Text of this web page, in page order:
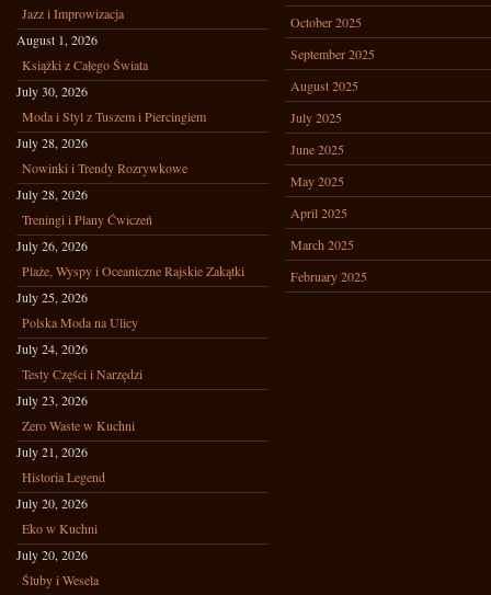
Jazz i Improwizacja
August 1, 2026
Książki z Całego Świata
July 30, 2026
Moda i Styl z Tuszem i Piercingiem
July 28, 2026
Nowinki i Trendy Rozrywkowe
July 28, 2026
Treningi i Plany Ćwiczeń
July 26, 2026
Plaże, Wyspy i Oceaniczne Rajskie Zakątki
July 25, 2026
Polska Moda na Ulicy
July 24, 2026
Testy Części i Narzędzi
July 23, 2026
Zero Waste w Kuchni
July 21, 2026
Historia Legend
July 20, 2026
Eko w Kuchni
July 20, 2026
Śluby i Wesela
October 2025
September 2025
August 2025
July 2025
June 2025
May 2025
April 2025
March 2025
February 2025